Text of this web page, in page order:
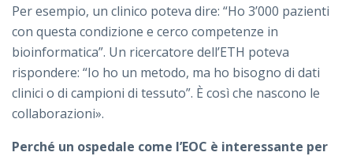
Per esempio, un clinico poteva dire: “Ho 3’000 pazienti
con questa condizione e cerco competenze in
bioinformatica”. Un ricercatore dell’ETH poteva
rispondere: “Io ho un metodo, ma ho bisogno di dati
clinici o di campioni di tessuto”. È così che nascono le
collaborazioni».
Perché un ospedale come l’EOC è interessante per